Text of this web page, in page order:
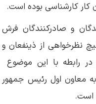
کار کارشناسی بوده است.
و صادرکنندگان فرش
نظرخواهی از ذینفعان و
رابطه با این موضوع
معاون اول رئیس جمهور
است.